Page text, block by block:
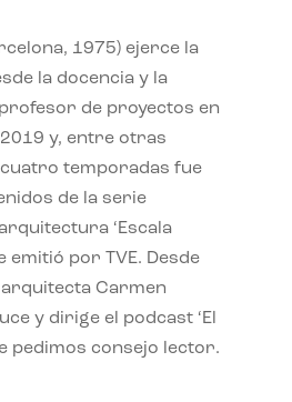
1975) ejerce la
la docencia y la
de proyectos en
2019 y, entre otras
temporadas fue
de la serie
‘Escala
emitió por TVE. Desde
Carmen
y dirige el podcast ‘El
pedimos consejo lector.